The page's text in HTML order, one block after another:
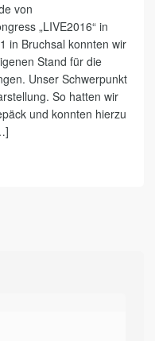
von
„LIVE2016“ in
in Bruchsal konnten wir
Stand für die
Unser Schwerpunkt
So hatten wir
und konnten hierzu